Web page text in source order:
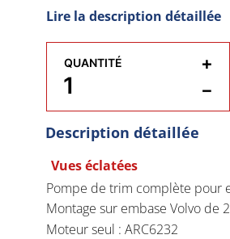
transparent.
Montage sur embase
Moteur seul : ARC6232
Réservoir seul avec
Réservoir seul avec
Lire la description détaillée
QUANTITÉ
−
+
Description détaillée
Vues éclatées
Pompe de trim complète pour
Montage sur embase Volvo de
Moteur seul : ARC6232